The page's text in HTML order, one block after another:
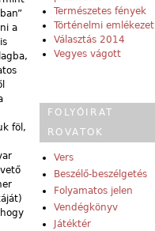
a
föl,
Természetes fények
Történelmi emlékezet
Választás 2014
Vegyes vágott
FOLYÓIRAT
ROVATOK
Vers
Beszélő-beszélgetés
Folyamatos jelen
Vendégkönyv
Játéktér